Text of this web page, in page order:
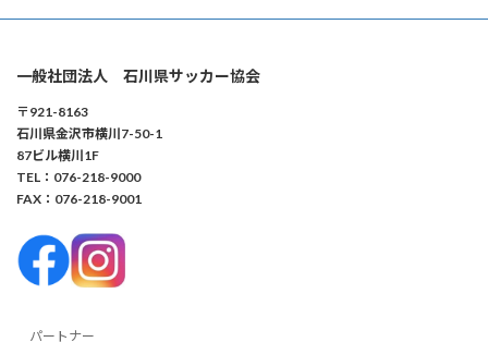
一般社団法人 石川県サッカー協会
〒921-8163
石川県金沢市横川7-50-1
87ビル横川1F
TEL：076-218-9000
FAX：076-218-9001
パートナー